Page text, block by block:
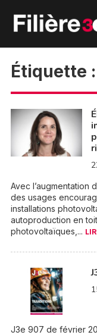
Étiquette :
Avec l’augmentation
des usages
installations
autoproduction en
photovoltaïques,...
J3e 907 de février